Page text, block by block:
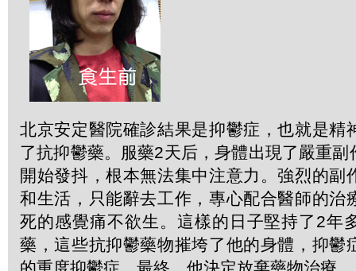
北京安定醫院確診結果是抑鬱症，也就是精
了抗抑鬱藥。服藥2天后，身體出現了嚴重副
開始發抖，根本無法集中注意力。強烈的副
和生活，只能辭去工作，專心配合醫師的治
死的感覺痛不欲生。這樣的日子堅持了2年
藥，這些抗抑鬱藥物摧垮了他的身體，抑鬱